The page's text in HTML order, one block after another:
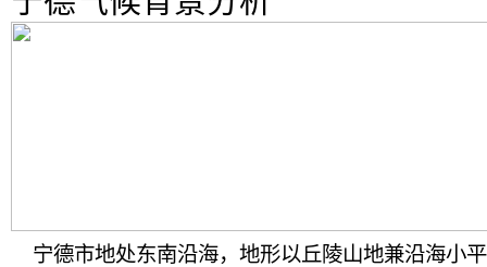
宁德市地处东南沿海，地形以丘陵山地兼沿海小